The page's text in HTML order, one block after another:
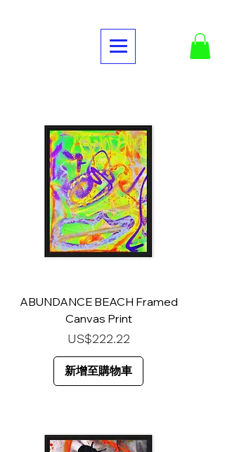
ABUNDANCE BEACH Framed
Canvas Print
價格
US$222.22
新增至購物車